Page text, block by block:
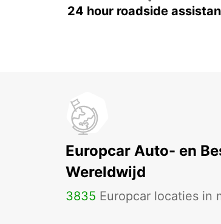
24 hour roadside
Europcar Auto- en
Wereldwijd
3835 Europcar locaties in